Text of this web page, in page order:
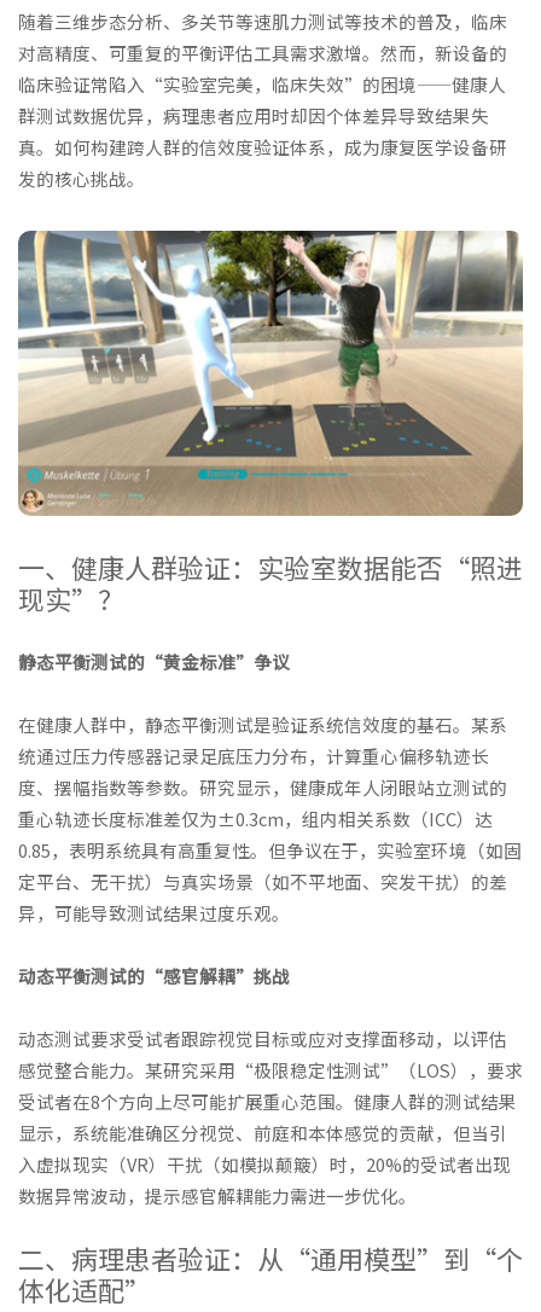
随着三维步态分析、多关节等速肌力测试等技术的普及，临床
对高精度、可重复的平衡评估工具需求激增。然而，新设备的
临床验证常陷入“实验室完美，临床失效”的困境——健康人
群测试数据优异，病理患者应用时却因个体差异导致结果失
真。如何构建跨人群的信效度验证体系，成为康复医学设备研
发的核心挑战。
一、健康人群验证：实验室数据能否“照进
现实”？
静态平衡测试的“黄金标准”争议
在健康人群中，静态平衡测试是验证系统信效度的基石。某系
统通过压力传感器记录足底压力分布，计算重心偏移轨迹长
度、摆幅指数等参数。研究显示，健康成年人闭眼站立测试的
重心轨迹长度标准差仅为±0.3cm，组内相关系数（ICC）达
0.85，表明系统具有高重复性。但争议在于，实验室环境（如固
定平台、无干扰）与真实场景（如不平地面、突发干扰）的差
异，可能导致测试结果过度乐观。
动态平衡测试的“感官解耦”挑战
动态测试要求受试者跟踪视觉目标或应对支撑面移动，以评估
感觉整合能力。某研究采用“极限稳定性测试”（LOS），要求
受试者在8个方向上尽可能扩展重心范围。健康人群的测试结果
显示，系统能准确区分视觉、前庭和本体感觉的贡献，但当引
入虚拟现实（VR）干扰（如模拟颠簸）时，20%的受试者出现
数据异常波动，提示感官解耦能力需进一步优化。
二、病理患者验证：从“通用模型”到“个
体化适配”